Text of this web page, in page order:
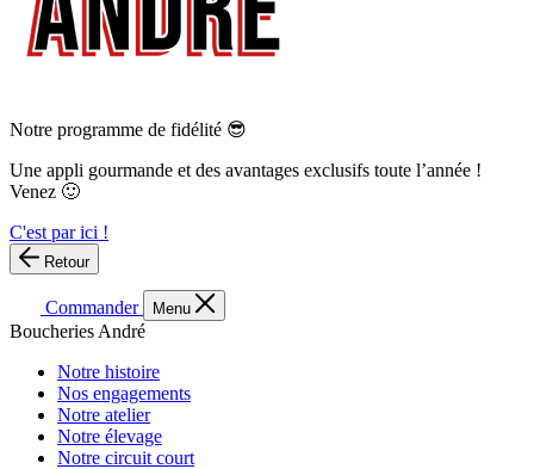
Notre programme de fidélité 😎
Une appli gourmande et des avantages exclusifs toute l’année !
Venez 🙂
C'est par ici !
Retour
Commander Menu
Boucheries André
Notre histoire
Nos engagements
Notre atelier
Notre élevage
Notre circuit court